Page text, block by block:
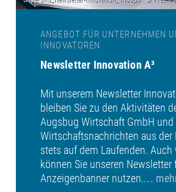
ANGEBOT FÜR UNTERNEHMEN
INNOVATOREN
Newsletter Innovation A³
Mit unserem Newsletter
bleiben Sie zu den Aktivitäten
Augsbug Wirtschaft GmbH
Wirtschaftsnachrichten aus der
stets auf dem Laufenden. Auch
können Sie unseren Newsletter
Anzeigenbanner nutzen....